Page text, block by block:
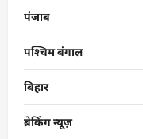
पंजाब
पश्चिम बंगाल
बिहार
ब्रेकिंग न्यूज़